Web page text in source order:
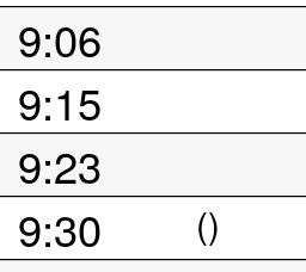
9:06
9:15
9:23
9:30
()